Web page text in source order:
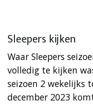
Sleepers kijken
Waar Sleepers
volledig te kijken
seizoen 2 wekelijks
december 2023